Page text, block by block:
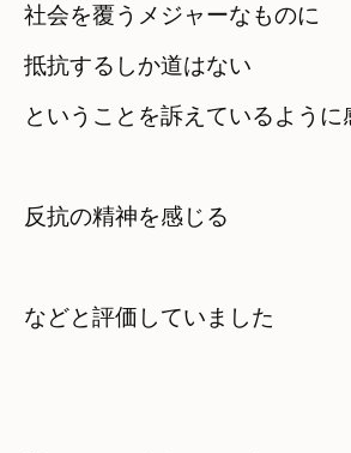
社会を覆うメジャーなものに
抵抗するしか道はない
ということを訴えているように
反抗の精神を感じる